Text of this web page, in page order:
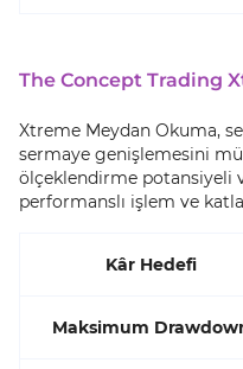
The Concept Trading
Xtreme Meydan Okuma,
sermaye genişlemesini
ölçeklendirme potansiyeli
performanslı işlem ve
Kâr Hedefi
Maksimum